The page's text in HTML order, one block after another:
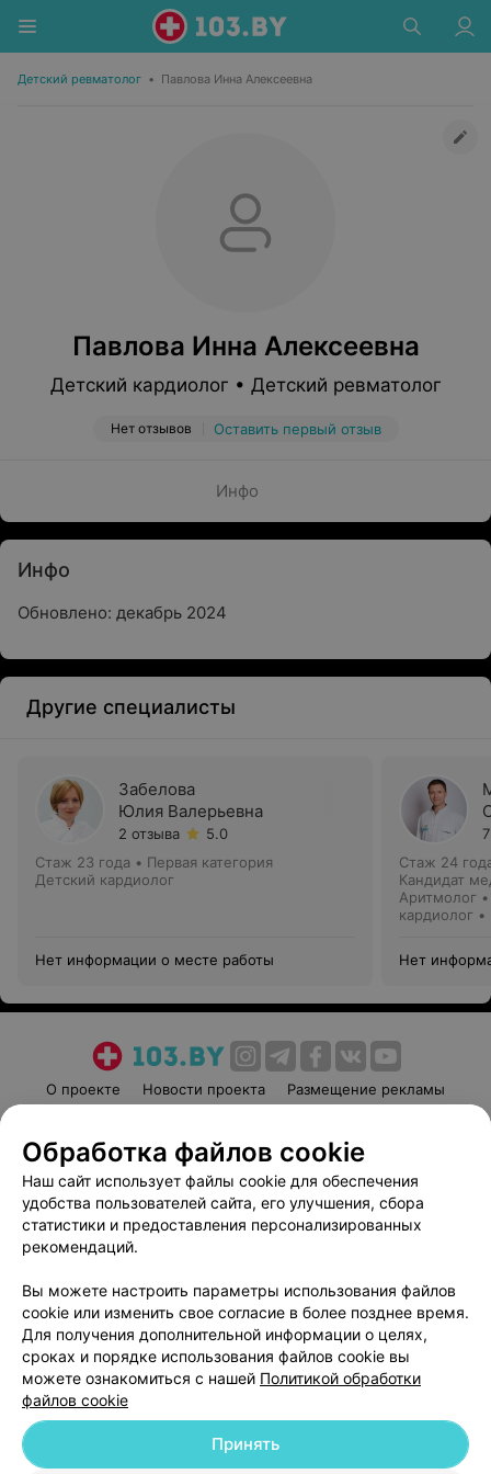
Детский ревматолог • Павлова Инна Алексеевна
Павлова Инна Алексеевна
Детский кардиолог • Детский ревматолог
Нет отзывов Оставить первый отзыв
Инфо
Инфо
Обновлено: декабрь 2024
Другие специалисты
Забелова
Юлия Валерьевна
2 отзыва
5.0
Стаж 23 года • Первая категория
Детский кардиолог
Нет информации о месте работы
Стаж 24
Кандидат
Аритмолог
кардиолог
Нет
О проекте Новости проекта
Размещение рекламы
Пользовательское соглашение
Способы оплаты
Вакансии
Партнеры
Написать руководителю 103.by
Обработка персональных данных
© 2026 ООО «Артокс Лаб», УНП 191700409
| 220012, Республика Беларусь,
Обработка файлов cookie
Наш сайт использует файлы cookie для обеспечения
удобства пользователей сайта, его улучшения, сбора
статистики и предоставления персонализированных
рекомендаций.
Вы можете настроить параметры использования файлов
cookie или изменить свое согласие в более позднее время.
Для получения дополнительной информации о целях,
сроках и порядке использования файлов cookie вы
можете ознакомиться с нашей Политикой обработки
файлов cookie
Принять